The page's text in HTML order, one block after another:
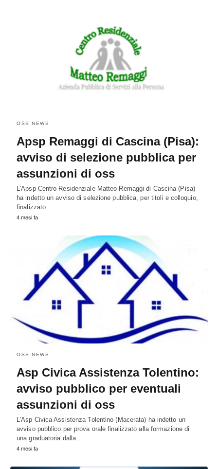
OSS NEWS
Apsp Remaggi di Cascina (Pisa):
avviso di selezione pubblica per
assunzioni di oss
L'Apsp Centro Residenziale Matteo Remaggi di Cascina (Pisa)
ha indetto un avviso di selezione pubblica, per titoli e colloquio,
finalizzato…
4 mesi fa
OSS NEWS
Asp Civica Assistenza Tolentino:
avviso pubblico per eventuali
assunzioni di oss
L'Asp Civica Assistenza Tolentino (Macerata) ha indetto un
avviso pubblico per prova orale finalizzato alla formazione di
una graduatoria dalla…
4 mesi fa